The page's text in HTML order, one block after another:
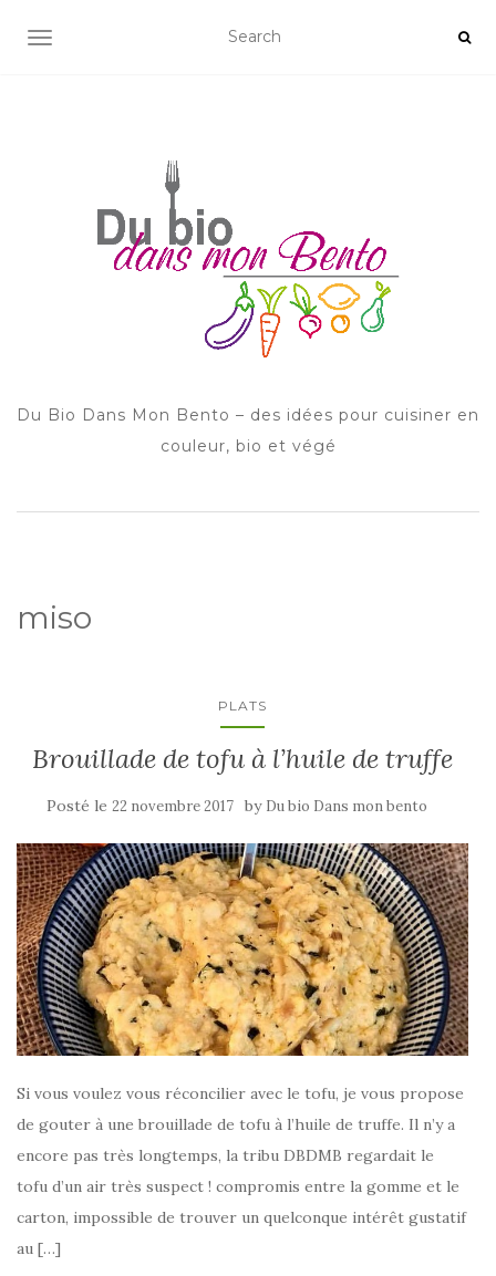
AFFICHER/MASQUER LA NAVIGATION
Du Bio Dans Mon Bento – des idées pour cuisiner en
couleur, bio et végé
miso
PLATS
Brouillade de tofu à l’huile de truffe
Posté le 22 novembre 2017 by Du bio Dans mon bento
Si vous voulez vous réconcilier avec le tofu, je vous propose
de gouter à une brouillade de tofu à l’huile de truffe. Il n’y a
encore pas très longtemps, la tribu DBDMB regardait le
tofu d’un air très suspect ! compromis entre la gomme et le
carton, impossible de trouver un quelconque intérêt gustatif
au […]